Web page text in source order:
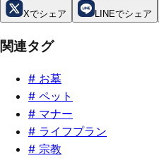
Xでシェア LINEでシェア
関連タグ
# お墓
# ペット
# マナー
# ライフプラン
# 宗教